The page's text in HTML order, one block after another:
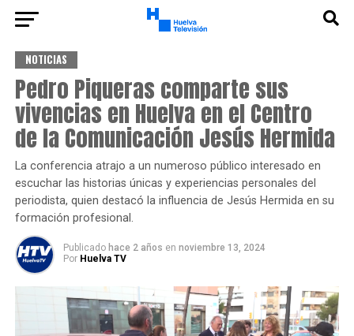
NOTICIAS
Pedro Piqueras comparte sus
vivencias en Huelva en el Centro
de la Comunicación Jesús Hermida
La conferencia atrajo a un numeroso público interesado en
escuchar las historias únicas y experiencias personales del
periodista, quien destacó la influencia de Jesús Hermida en su
formación profesional.
Publicado hace 2 años en noviembre 13, 2024
Por Huelva TV